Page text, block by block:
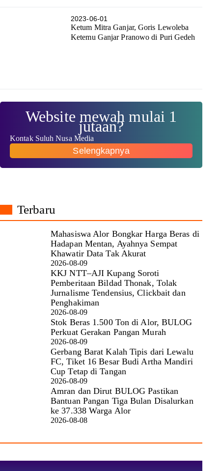
2023-06-01
Ketum Mitra Ganjar, Goris Lewoleba
Ketemu Ganjar Pranowo di Puri Gedeh
Website mewah mulai 1
jutaan?
Kontak Suluh Nusa Media
Selengkapnya
Terbaru
Mahasiswa Alor Bongkar Harga Beras di
Hadapan Mentan, Ayahnya Sempat
Khawatir Data Tak Akurat
2026-08-09
KKJ NTT–AJI Kupang Soroti
Pemberitaan Bildad Thonak, Tolak
Jurnalisme Tendensius, Clickbait dan
Penghakiman
2026-08-09
Stok Beras 1.500 Ton di Alor, BULOG
Perkuat Gerakan Pangan Murah
2026-08-09
Gerbang Barat Kalah Tipis dari Lewalu
FC, Tiket 16 Besar Budi Artha Mandiri
Cup Tetap di Tangan
2026-08-09
Amran dan Dirut BULOG Pastikan
Bantuan Pangan Tiga Bulan Disalurkan
ke 37.338 Warga Alor
2026-08-08